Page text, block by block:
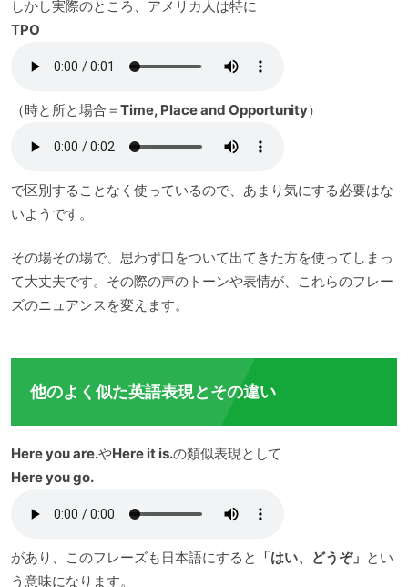
しかし実際のところ、アメリカ人は特に
TPO
（時と所と場合＝Time, Place and Opportunity）
で区別することなく使っているので、あまり気にする必要はな
いようです。
その場その場で、思わず口をついて出てきた方を使ってしまっ
て大丈夫です。その際の声のトーンや表情が、これらのフレー
ズのニュアンスを変えます。
他のよく似た英語表現とその違い
Here you are.やHere it is.の類似表現として
Here you go.
があり、このフレーズも日本語にすると 「はい、どうぞ」 とい
う意味になります。